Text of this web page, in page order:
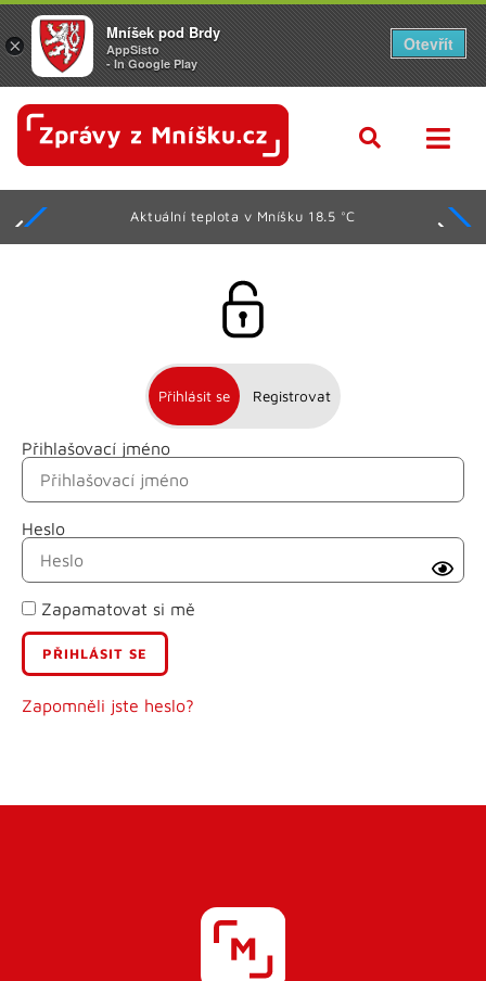
Aktuální teplota v Mníšku 18.5 °C
Přihlásit se Registrovat
Přihlašovací jméno
Heslo
Zapamatovat si mě
Zapomněli jste heslo?
Jméno
Příjmení
E-mail
Uživatelské jméno
×
Mníšek pod Brdy
AppSisto
- In Google Play
Otevřít